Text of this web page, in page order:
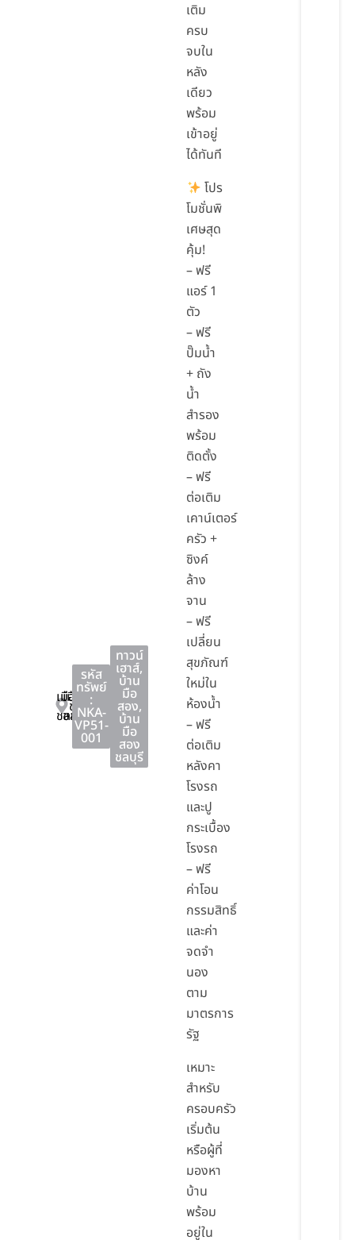
เมือง
ชลบุรี
เมือง
ชลบุรี
ชลบุรี
รหัส
ทรัพย์
:
NKA-
VP51-
001
ทาวน์
เฮาส์,
บ้าน
มือ
สอง,
บ้าน
มือ
สอง
ชลบุรี
เติม
ครบ
จบใน
หลัง
เดียว
พร้อม
เข้าอยู่
ได้ทันที
โปร
โมชั่นพิ
เศษสุด
คุ้ม!
– ฟรี
แอร์ 1
ตัว
– ฟรี
ปั๊มน้ำ
+ ถัง
น้ำ
สำรอง
พร้อม
ติดตั้ง
– ฟรี
ต่อเติม
เคาน์เตอร์
ครัว +
ซิงค์
ล้าง
จาน
– ฟรี
เปลี่ยน
สุขภัณฑ์
ใหม่ใน
ห้องน้ำ
– ฟรี
ต่อเติม
หลังคา
โรงรถ
และปู
กระเบื้อง
โรงรถ
– ฟรี
ค่าโอน
กรรมสิทธิ์
และค่า
จดจำ
นอง
ตาม
มาตรการ
รัฐ
เหมาะ
สำหรับ
ครอบครัว
เริ่มต้น
หรือผู้ที่
มองหา
บ้าน
พร้อม
อยู่ใน